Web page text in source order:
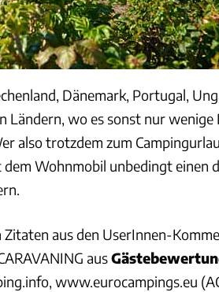
Dänemark, Portugal,
Ländern, wo es sonst nur wenige
also trotzdem zum
Wohnmobil unbedingt einen
aus den UserInnen-
aus
www.eurocampings.eu